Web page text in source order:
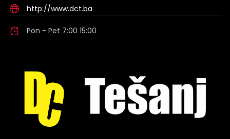
http://www.dct.ba
Pon - Pet 7:00 15:00